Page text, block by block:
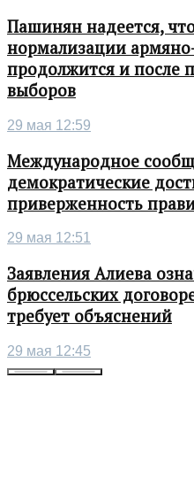
Пашинян надеется,
нормализации
продолжится и после
выборов
29 мая 12:59
Международное
демократические
приверженность
29 мая 12:51
Заявления Алиева
брюссельских
требует объяснений
29 мая 12:45